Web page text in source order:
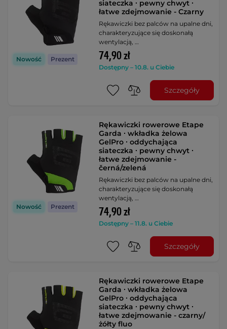
Nowość Prezent
siateczka ∙ pewny chwyt ∙
łatwe zdejmowanie - Czarny
Rękawiczki bez palców na upalne dni,
charakteryzujące się doskonałą
wentylacją, …
74,90 zł
Dostępny – 10.8. u Ciebie
Szczegóły
Nowość Prezent
Rękawiczki rowerowe Etape
Garda ∙ wkładka żelowa
GelPro ∙ oddychająca
siateczka ∙ pewny chwyt ∙
łatwe zdejmowanie -
černá/zelená
Rękawiczki bez palców na upalne dni,
charakteryzujące się doskonałą
wentylacją, …
74,90 zł
Dostępny – 11.8. u Ciebie
Szczegóły
Rękawiczki rowerowe Etape
Garda ∙ wkładka żelowa
GelPro ∙ oddychająca
siateczka ∙ pewny chwyt ∙
łatwe zdejmowanie - czarny/
żółty fluo